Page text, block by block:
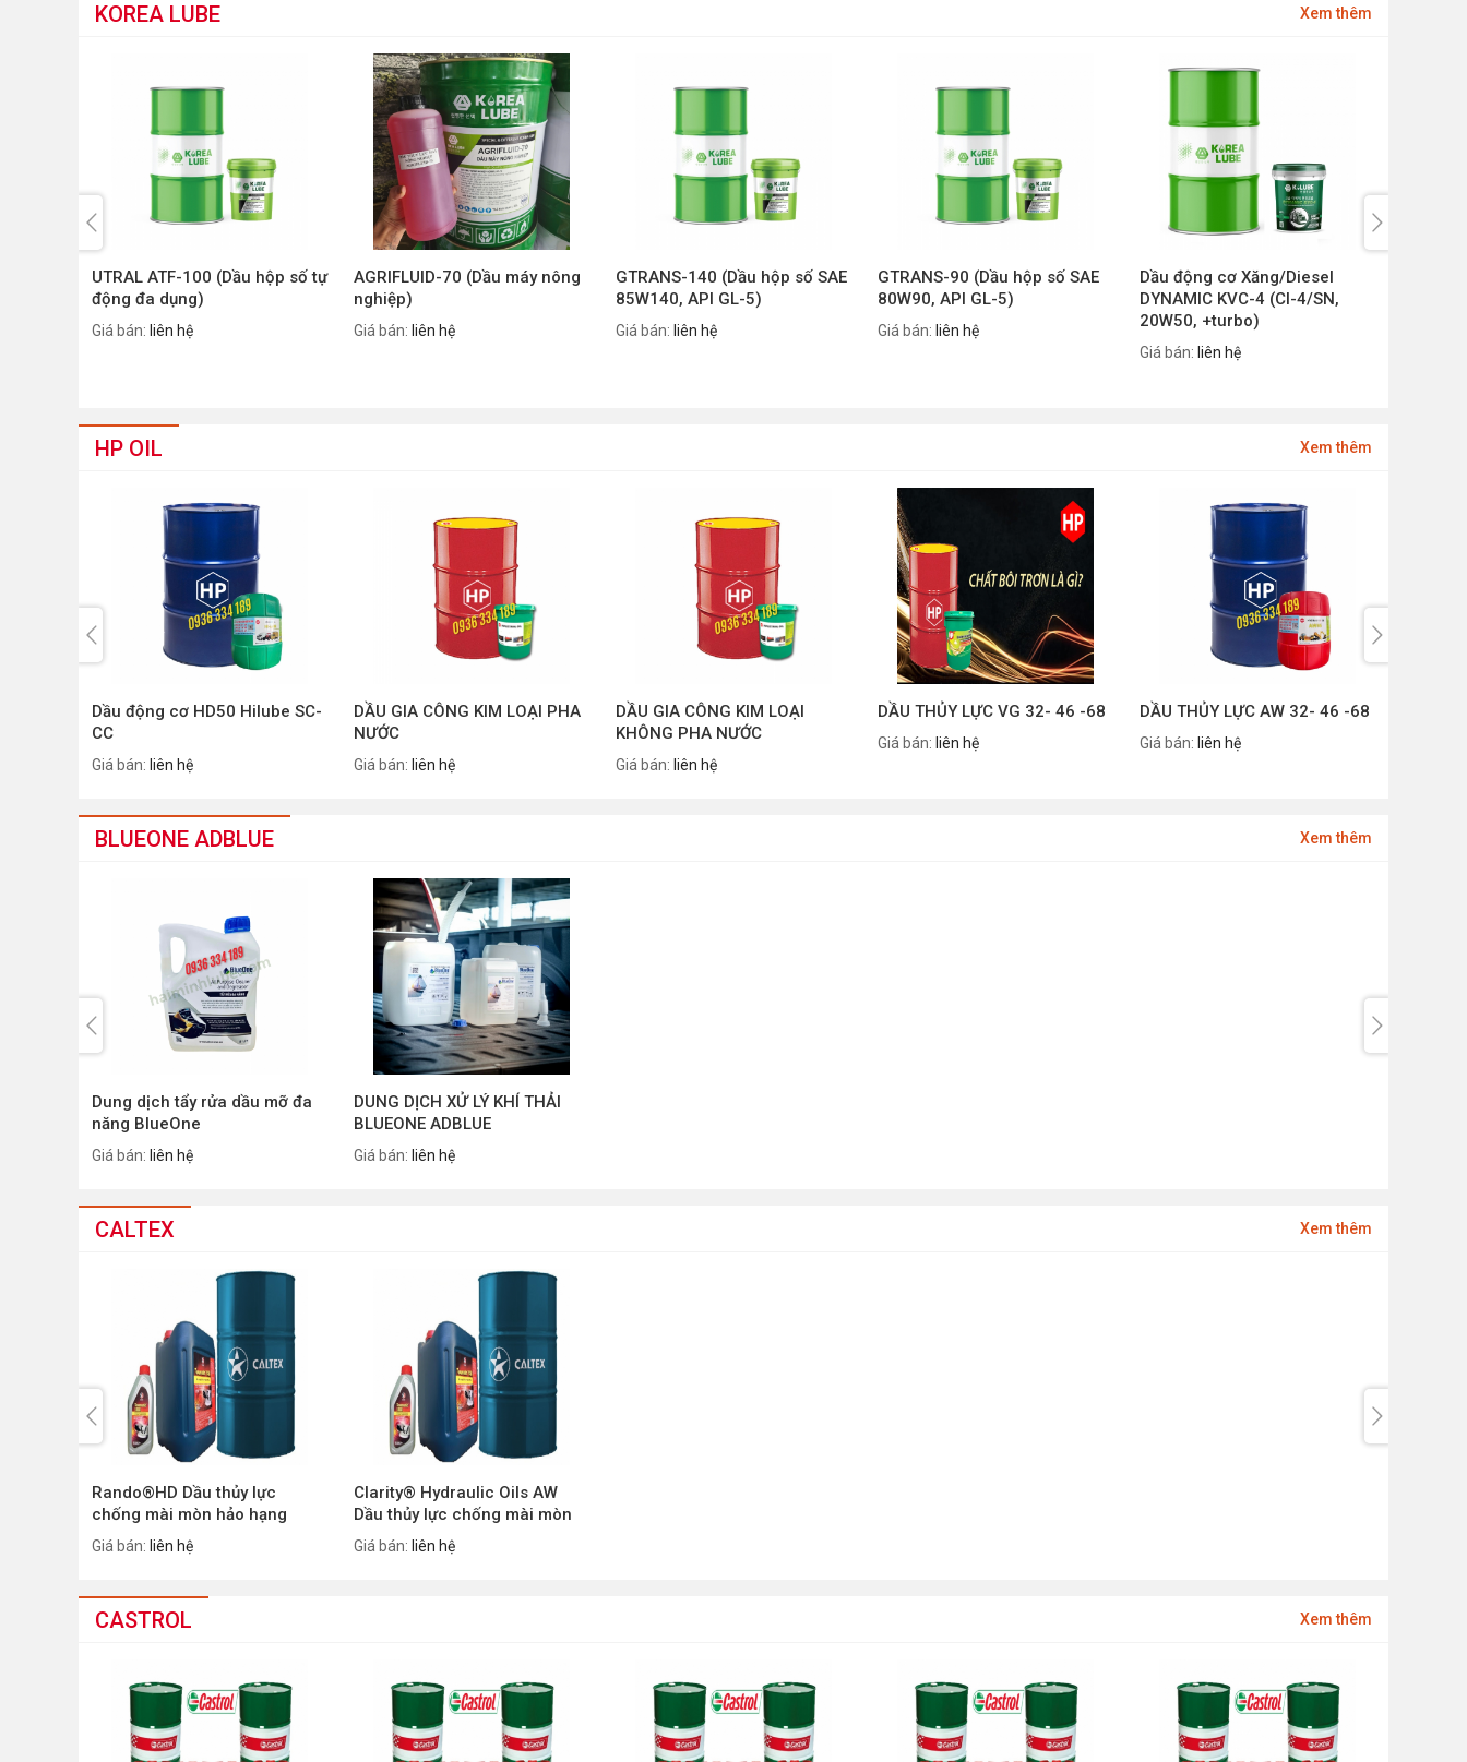
KOREA LUBE Xem thêm
UTRAL ATF-100 (Dầu hộp số tự
động đa dụng)
Giá bán: liên hệ
AGRIFLUID-70 (Dầu máy nông
nghiệp)
Giá bán: liên hệ
GTRANS-140 (Dầu hộp số SAE
85W140, API GL-5)
Giá bán: liên hệ
GTRANS-90 (Dầu hộp số SAE
80W90, API GL-5)
Giá bán: liên hệ
Dầu động cơ Xăng/Diesel
DYNAMIC KVC-4 (CI-4/SN,
20W50, +turbo)
Giá bán: liên hệ
HP OIL Xem thêm
Dầu động cơ HD50 Hilube SC-
CC
Giá bán: liên hệ
DẦU GIA CÔNG KIM LOẠI PHA
NƯỚC
Giá bán: liên hệ
DẦU GIA CÔNG KIM LOẠI
KHÔNG PHA NƯỚC
Giá bán: liên hệ
DẦU THỦY LỰC VG 32- 46 -68
Giá bán: liên hệ
DẦU THỦY LỰC AW 32- 46 -68
Giá bán: liên hệ
BLUEONE ADBLUE Xem thêm
Dung dịch tẩy rửa dầu mỡ đa
năng BlueOne
Giá bán: liên hệ
DUNG DỊCH XỬ LÝ KHÍ THẢI
BLUEONE ADBLUE
Giá bán: liên hệ
CALTEX Xem thêm
Rando®HD Dầu thủy lực
chống mài mòn hảo hạng
Giá bán: liên hệ
Clarity® Hydraulic Oils AW
Dầu thủy lực chống mài mòn
Giá bán: liên hệ
CASTROL Xem thêm